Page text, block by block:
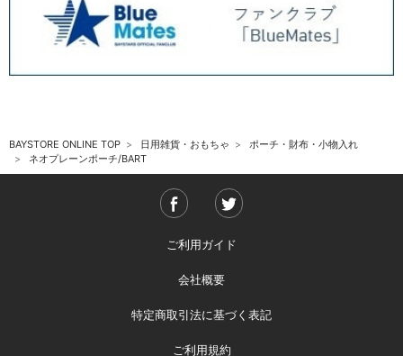
BAYSTORE ONLINE TOP 日用雑貨・おもちゃ
ポーチ・財布・小物入れ
ネオプレーンポーチ/BART
ご利用ガイド
会社概要
特定商取引法に基づく表記
ご利用規約